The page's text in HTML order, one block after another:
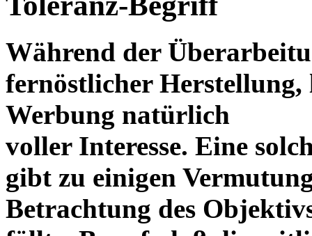
Während der
fernöstlicher Herstellung,
Werbung natürlich
voller Interesse. Eine
gibt zu einigen
Betrachtung des